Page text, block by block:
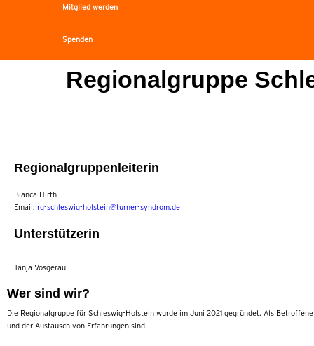
Mitglied werden
Spenden
Regionalgruppe
Regionalgruppenleiterin
Bianca Hirth
Email: rg-schleswig-holstein@turner-syndrom.de
Unterstützerin
Tanja Vosgerau
Wer sind wir?
Die Regionalgruppe für Schleswig-Holstein wurde im Juni 2021 gegründet. Als
und der Austausch von Erfahrungen sind.